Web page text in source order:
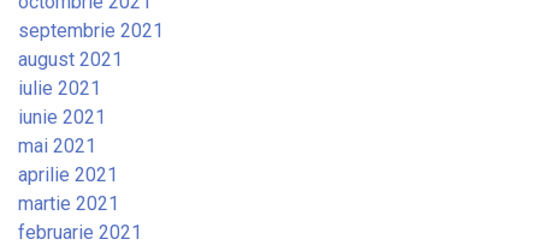
septembrie 2021
august 2021
iulie 2021
iunie 2021
mai 2021
aprilie 2021
martie 2021
februarie 2021